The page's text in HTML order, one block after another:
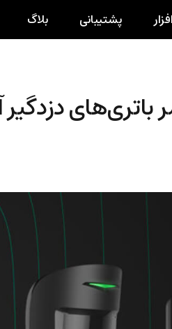
پشتیبانی بلاگ
باتری‌های